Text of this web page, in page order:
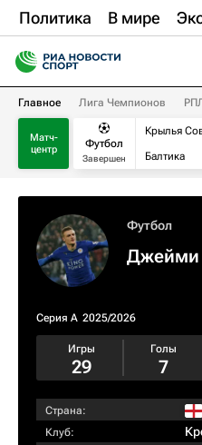
Политика В мире
Главное Лига Чемпионов
Матч-
центр
Футбол
Завершен
Крылья
Балтика
Футбол
Джейми
Серия А 2025/2026
Игры
29
Голы
7
Страна:
Клуб: